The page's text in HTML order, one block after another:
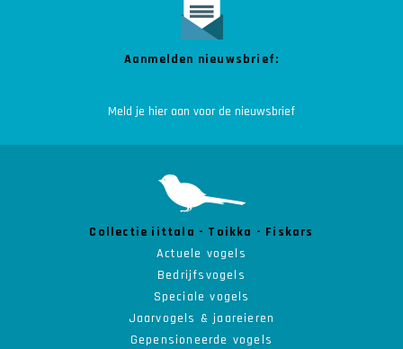
Aanmelden nieuwsbrief:
Collectie iittala - Toikka - Fiskars
Actuele vogels
Bedrijfsvogels
Speciale vogels
Jaarvogels & jaareieren
Gepensioneerde vogels